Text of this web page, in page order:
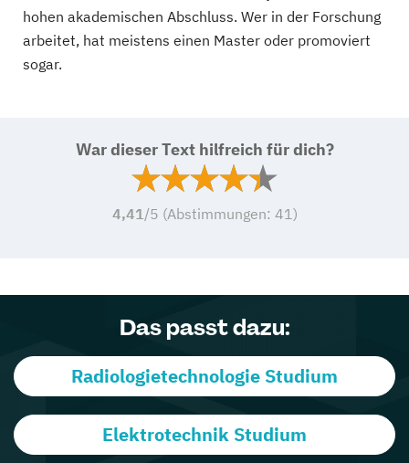
hohen akademischen Abschluss. Wer in der Forschung
arbeitet, hat meistens einen Master oder promoviert
sogar.
War dieser Text hilfreich für dich?
4,41/5 (Abstimmungen: 41)
Das passt dazu:
Radiologietechnologie Studium
Elektrotechnik Studium